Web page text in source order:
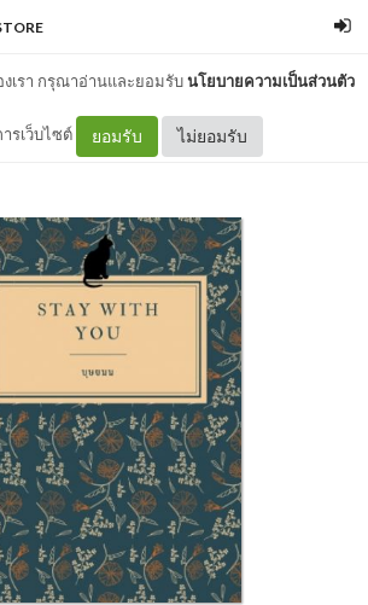
เรา กรุณาอ่านและยอมรับนโยบายความเป็นส่วนตัว
รเว็บไซต์ ยอมรับ ไม่ยอมรับ